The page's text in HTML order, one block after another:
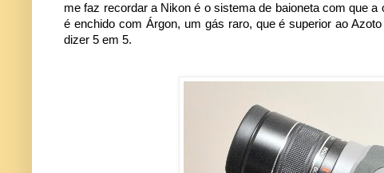
me faz recordar a Nikon é o sistema de baioneta com que
é enchido com Árgon, um gás raro, que é superior ao
dizer 5 em 5.